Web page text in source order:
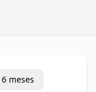
6 meses